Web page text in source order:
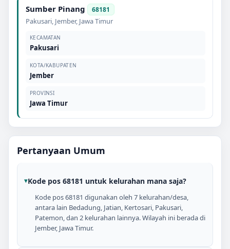
Sumber Pinang 68181
Pakusari, Jember, Jawa Timur
KECAMATAN
Pakusari
KOTA/KABUPATEN
Jember
PROVINSI
Jawa Timur
Pertanyaan Umum
Kode pos 68181 untuk kelurahan mana saja?
Kode pos 68181 digunakan oleh 7 kelurahan/desa,
antara lain Bedadung, Jatian, Kertosari, Pakusari,
Patemon, dan 2 kelurahan lainnya. Wilayah ini berada di
Jember, Jawa Timur.